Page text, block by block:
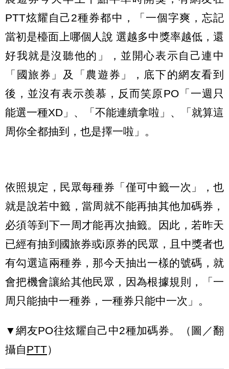
PTT炫耀自己2種券都中，「一個字爽，忘記
當初是檯面上哪個人說 選越多中獎率越低，還
好我就是沒聽他的」，並開心表示自己連中
「國旅券」及「農遊券」，底下的網友看到
後，並沒有表示羨慕，反而笑原PO「一週只
能選一種XD」、「不能連續拿啦」、「就算這
周你全都抽到，也是擇一啦」。
依照規定，民眾每種券「僅可中籤一次」，也
就是說若中籤，當周就不能再抽其他加碼券，
必須等到下一周才能再次抽籤。因此，若昨天
已經有抽到國旅券或i原券的民眾，且中獎者也
有勾選這兩種券，那今天抽出一樣的號碼，就
會把機會讓給其他民眾，因為根據規則，「一
周只能抽中一種券，一種券只能中一次」。
▼網友PO往炫耀自己中2種加碼券。（圖／翻
攝自PTT）